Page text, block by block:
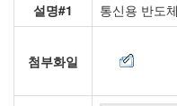
설명#1
통신용 반도
첨부화일